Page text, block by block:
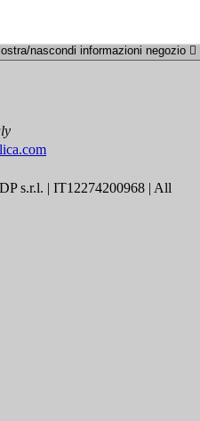
nascondi informazioni negozio 
s.r.l. | IT12274200968 | All